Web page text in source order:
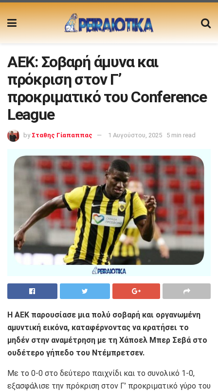
ΑΕΚ: Σοβαρή άμυνα και
πρόκριση στον Γ’
προκριματικό του Conference
League
by Σταθης Γίαπαππας 1 Αυγούστου, 2025 5 min read
Η ΑΕΚ παρουσίασε μια πολύ σοβαρή και οργανωμένη
αμυντική εικόνα, καταφέρνοντας να κρατήσει το
μηδέν στην αναμέτρηση με τη Χάποελ Μπερ Σεβά στο
ουδέτερο γήπεδο του Ντέμπρετσεν.
Με το 0-0 στο δεύτερο παιχνίδι και το συνολικό 1-0,
εξασφάλισε την πρόκριση στον Γ’ προκριματικό γύρο του